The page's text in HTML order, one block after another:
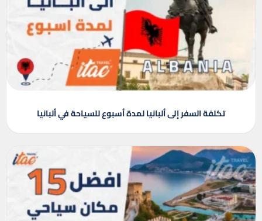
تكلفة السفر إلى ألبانيا لمدة أسبوع للسياحة في ألبانيا